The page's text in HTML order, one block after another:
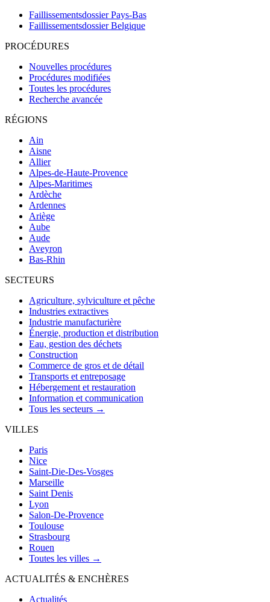
Faillissementsdossier Pays-Bas
Faillissementsdossier Belgique
PROCÉDURES
Nouvelles procédures
Procédures modifiées
Toutes les procédures
Recherche avancée
RÉGIONS
Ain
Aisne
Allier
Alpes-de-Haute-Provence
Alpes-Maritimes
Ardèche
Ardennes
Ariège
Aube
Aude
Aveyron
Bas-Rhin
SECTEURS
Agriculture, sylviculture et pêche
Industries extractives
Industrie manufacturière
Énergie, production et distribution
Eau, gestion des déchets
Construction
Commerce de gros et de détail
Transports et entreposage
Hébergement et restauration
Information et communication
Tous les secteurs →
VILLES
Paris
Nice
Saint-Die-Des-Vosges
Marseille
Saint Denis
Lyon
Salon-De-Provence
Toulouse
Strasbourg
Rouen
Toutes les villes →
ACTUALITÉS & ENCHÈRES
Actualités